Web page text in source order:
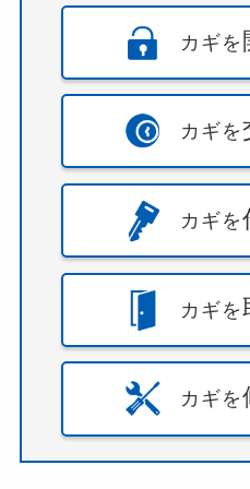
カギを
カギを
カギを
カギを
カギを